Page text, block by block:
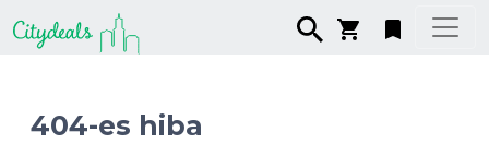
404-es hiba